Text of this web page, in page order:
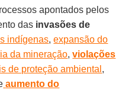
apontados pelos
das invasões de
indígenas,expansão do
da mineração,violações
de proteção ambiental ,
aumento do